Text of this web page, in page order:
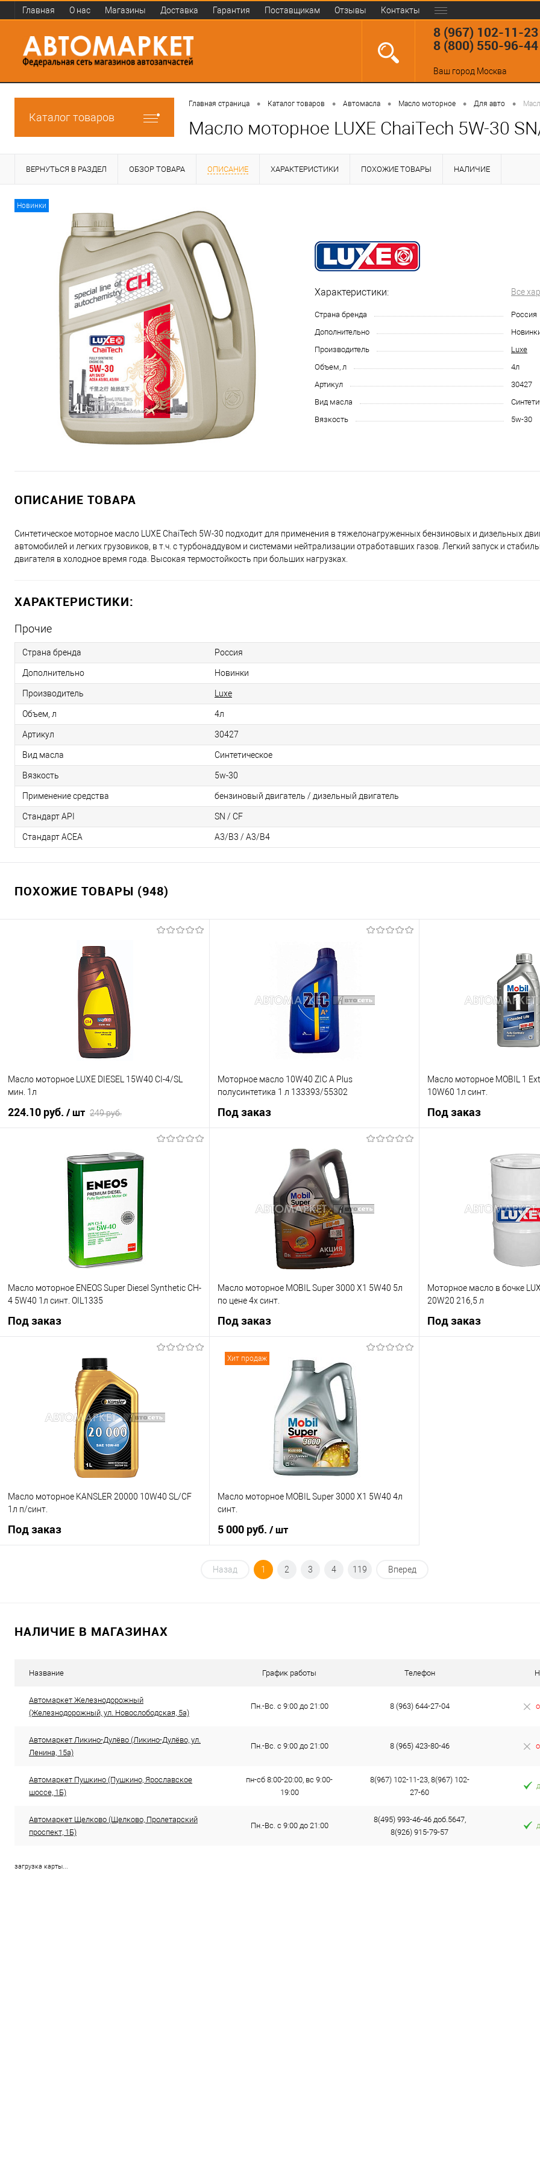
Главная О нас Магазины Доставка Гарантия Поставщикам Отзывы Контакты
8 (967) 102-11-23
8 (800) 550-96-44
Ваш город Москва
Каталог товаров
Главная страница • Каталог товаров • Автомасла • Масло моторное • Для авто •
Масло моторное LUXE ChaiTech 5W-30
ВЕРНУТЬСЯ В РАЗДЕЛ ОБЗОР ТОВАРА ОПИСАНИЕ ХАРАКТЕРИСТИКИ ПОХОЖИЕ ТОВАРЫ НАЛИЧИЕ
Новинки
Характеристики: Все
Страна бренда
Россия
Дополнительно
Производитель
Luxe
Объем, л
4л
Артикул
30427
Вид масла
Вязкость
5w-30
ОПИСАНИЕ ТОВАРА
Синтетическое моторное масло LUXE ChaiTech 5W-30 подходит для применения в тяжелонагруженных бензиновых и дизельных
автомобилей и легких грузовиков, в т.ч. с турбонаддувом и системами нейтрализации отработавших газов. Легкий запуск и
двигателя в холодное время года. Высокая термостойкость при больших нагрузках.
ХАРАКТЕРИСТИКИ:
Прочие
Страна бренда Россия
Дополнительно Новинки
Производитель Luxe
Объем, л 4л
Артикул 30427
Вид масла Синтетическое
Вязкость 5w-30
Применение средства бензиновый двигатель / дизельный двигатель
Стандарт API SN / CF
Стандарт ACEA А3/В3 / А3/В4
ПОХОЖИЕ ТОВАРЫ (948)
Масло моторное LUXE DIESEL 15W40 CI-4/SL
мин. 1л
224.10 руб. / шт 249 руб.
К сравнению
В наличии
Моторное масло 10W40 ZIC A Plus
полусинтетика 1 л 133393/55302
Под заказ
Под заказ
К сравнению
Под заказ
Масло моторное MOBIL 1
10W60 1л синт.
Под заказ
Масло моторное ENEOS Super Diesel Synthetic CH-
4 5W40 1л синт. OIL1335
Под заказ
Под заказ
К сравнению
Под заказ
Масло моторное MOBIL Super 3000 X1 5W40 5л
по цене 4х синт.
Под заказ
К сравнению
Под заказ
Моторное масло в бочке
20W20 216,5 л
Под заказ
Масло моторное KANSLER 20000 10W40 SL/CF
1л п/синт.
Под заказ
Хит продаж
Масло моторное MOBIL Super 3000 X1 5W40 4л
синт.
5 000 руб. / шт
В корзину
Назад 1 2 3 4 119 Вперед
НАЛИЧИЕ В МАГАЗИНАХ
Название График работы Телефон
Автомаркет Железнодорожный
(Железнодорожный, ул. Новослободская, 5а)
Пн.-Вс. с 9:00 до 21:00 8 (963) 644-27-04
Автомаркет Ликино-Дулёво (Ликино-Дулёво, ул.
Ленина, 15а)
Пн.-Вс. с 9:00 до 21:00 8 (965) 423-80-46
Автомаркет Пушкино (Пушкино, Ярославское
шоссе, 1Б)
пн-сб 8:00-20:00, вс 9:00-
19:00
8(967) 102-11-23, 8(967) 102-
27-60
Автомаркет Щелково (Щелково, Пролетарский
проспект, 1Б)
Пн.-Вс. с 9:00 до 21:00
8(495) 993-46-46 доб.5647,
8(926) 915-79-57
загрузка карты...